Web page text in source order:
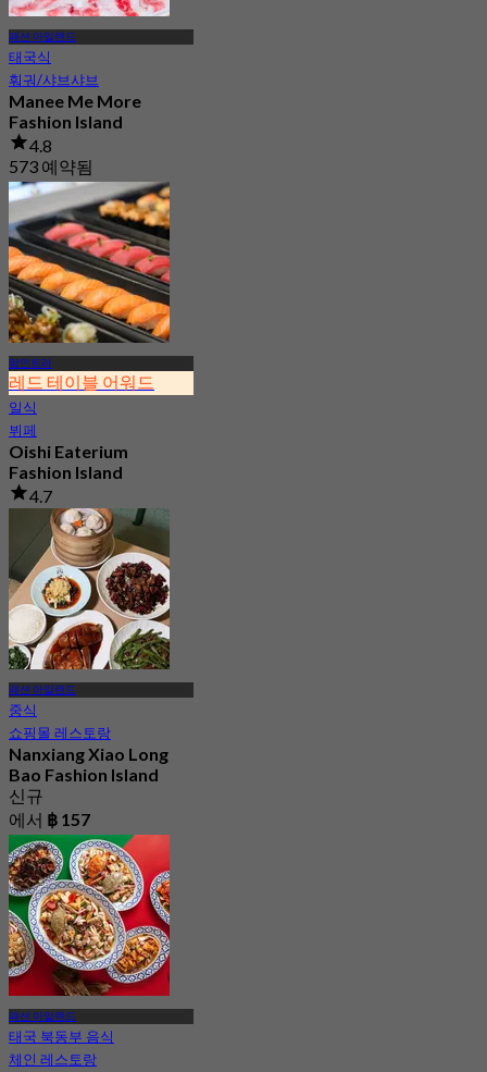
패션 아일랜드
태국식
훠궈/샤브샤브
Manee Me More
Fashion Island
4.8
573 예약됨
에서฿ 450
람인트라
레드 테이블 어워드
일식
뷔페
Oishi Eaterium
Fashion Island
4.7
12.5K 예약됨
฿ 645
패션 아일랜드
중식
쇼핑몰 레스토랑
Nanxiang Xiao Long
Bao Fashion Island
신규
에서 ฿ 157
패션 아일랜드
태국 북동부 음식
체인 레스토랑